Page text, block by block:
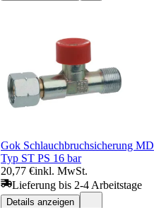
Gok Schlauchbruchsicherung MD
Typ ST PS 16 bar
20,77 €inkl. MwSt.
Lieferung bis 2-4 Arbeitstage
Details anzeigen